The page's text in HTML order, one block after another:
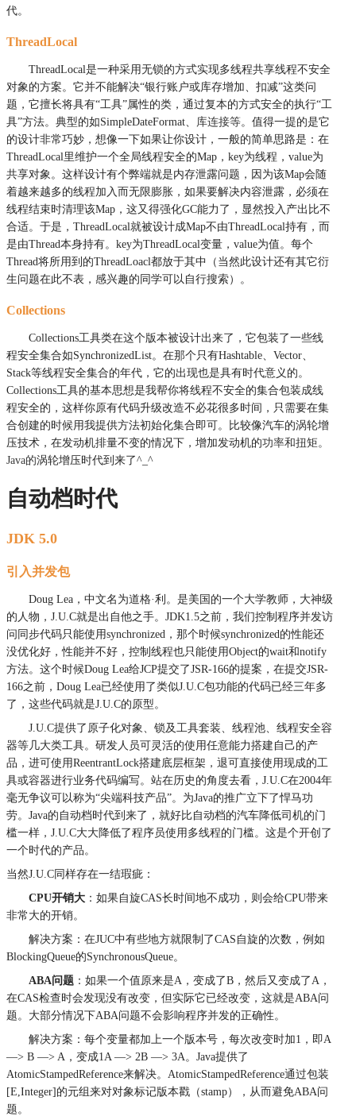
代。
ThreadLocal
ThreadLocal是一种采用无锁的方式实现多线程共享线程不安全
对象的方案。它并不能解决“银行账户或库存增加、扣减”这类问
题，它擅长将具有“工具”属性的类，通过复本的方式安全的执行“工
具”方法。典型的如SimpleDateFormat、
库连接等。值得一提的是它
的设计非常巧妙，想像一下如果让你设计，一般的简单思路是：在
ThreadLocal里维护一个全局线程安全的Map，key为线程，value为
共享对象。这样设计有个弊端就是内存泄露问题，因为该Map会随
着越来越多的线程加入而无限膨胀，如果要解决内容泄露，必须在
线程结束时清理该Map，这又得强化GC能力了，显然投入产出比不
合适。 于是，ThreadLocal就被设计成Map不由ThreadLocal持有，而
是由Thread本身持有。key为ThreadLocal变量，value为值。每个
Thread将所用到的ThreadLoacl都放于其中（当然此设计还有其它衍
生问题在此不表，感兴趣的同学可以自行搜索）。
Collections
Collections工具类在这个版本被设计出来了，它包装了一些线
程安全集合如SynchronizedList。在那个只有Hashtable、Vector、
Stack等线程安全集合的年代，它的出现也是具有时代意义的。
Collections工具的基本思想是我帮你将线程不安全的集合包装成线
程安全的，这样你原有代码升级改造不必花很多时间，只需要在集
合创建的时候用我提供方法初始化集合即可。比较像汽车的涡轮增
压技术，在发动机排量不变的情况下，增加发动机的功率和扭矩。
Java的涡轮增压时代到来了^_^
自动档时代
JDK 5.0
引入并发包
Doug Lea，中文名为道格·利。是美国的一个大学教师，大神级
的人物，J.U.C就是出自他之手。JDK1.5之前，我们控制程序并发访
问同步代码只能使用synchronized，那个时候synchronized的性能还
没优化好，性能并不好，控制线程也只能使用Object的wait和notify
方法。这个时候Doug Lea给JCP提交了JSR-166的提案，在提交JSR-
166之前，Doug Lea已经使用了类似J.U.C包功能的代码已经三年多
了，这些代码就是J.U.C的原型。
J.U.C提供了原子化对象、锁及工具套装、线程池、线程安全容
器等几大类工具。研发人员可灵活的使用任意能力搭建自己的产
品，进可使用ReentrantLock搭建底层框架，退可直接使用现成的工
具或容器进行业务代码编写。站在历史的角度去看，J.U.C在2004年
毫无争议可以称为“尖端科技产品”。为Java的推广立下了悍马功
劳。Java的自动档时代到来了，就好比自动档的汽车降低司机的门
槛一样，J.U.C大大降低了程序员使用多线程的门槛。这是个开创了
一个时代的产品。
当然J.U.C同样存在一结瑕疵：
CPU开销大 ：如果自旋CAS长时间地不成功，则会给CPU带来
非常大的开销。
解决方案：在JUC中有些地方就限制了CAS自旋的次数，例如
BlockingQueue的SynchronousQueue。
ABA问题 ：如果一个值原来是A，变成了B，然后又变成了A，
在CAS检查时会发现没有改变，但实际它已经改变，这就是ABA问
题。大部分情况下ABA问题不会影响程序并发的正确性。
解决方案：每个变量都加上一个版本号，每次改变时加1，即A
—> B —> A，变成1A —> 2B —> 3A。Java提供了
AtomicStampedReference来解决。AtomicStampedReference通过包装
[E,Integer]的元组来对对象标记版本戳（stamp），从而避免ABA问
题。